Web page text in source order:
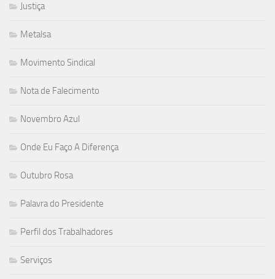
Justiça
Metalsa
Movimento Sindical
Nota de Falecimento
Novembro Azul
Onde Eu Faço A Diferença
Outubro Rosa
Palavra do Presidente
Perfil dos Trabalhadores
Serviços